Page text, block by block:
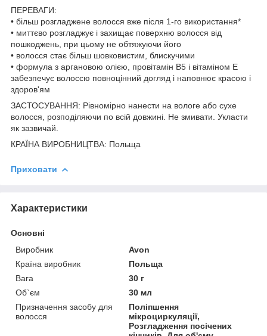
ПЕРЕВАГИ:
• більш розгладжене волосся вже після 1-го використання*
• миттєво розгладжує і захищає поверхню волосся від
пошкоджень, при цьому не обтяжуючи його
• волосся стає більш шовковистим, блискучими
• формула з аргановою олією, провітамін B5 і вітаміном Е
забезпечує волоссю повноцінний догляд і наповнює красою і
здоров'ям
ЗАСТОСУВАННЯ: Рівномірно нанести на вологе або сухе
волосся, розподіляючи по всій довжині. Не змивати. Укласти
як зазвичай.
КРАЇНА ВИРОБНИЦТВА: Польща
Приховати
Характеристики
Основні
Виробник
Avon
Країна виробник
Польща
Вага
30 г
Об`єм
30 мл
Призначення засобу для
волосся
Поліпшення
мікроциркуляції,
Розгладження посічених